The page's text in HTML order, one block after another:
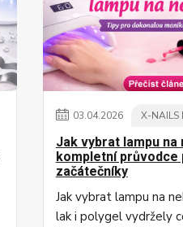
03.04.2026 X-NAILS
Jak vybrat lampu na
kompletní průvodce
začátečníky
Jak vybrat lampu na
lak i polygel vydržely